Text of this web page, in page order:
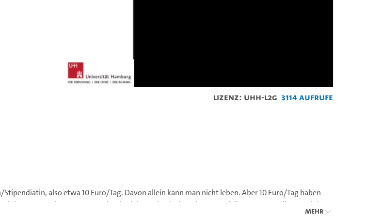
Lizenz: UHH-L2G 3114 Aufrufe
also etwa 10 Euro/Tag. Davon allein kann man nicht leben. Aber 10 Euro/Tag haben
wegen der Corona-Pandemie viele studentische Jobs weggefallen waren. In dieser Zeit ist
Mehr